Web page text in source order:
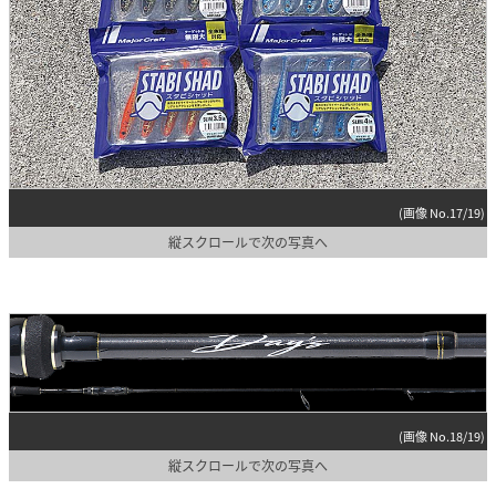
(画像 No.17/19)
縦スクロールで次の写真へ
(画像 No.18/19)
縦スクロールで次の写真へ